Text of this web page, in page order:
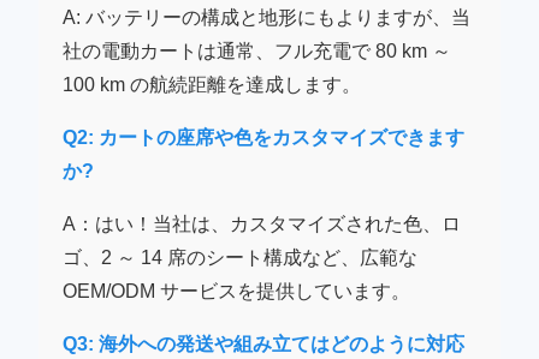
A: バッテリーの構成と地形にもよりますが、当
社の電動カートは通常、フル充電で 80 km ～
100 km の航続距離を達成します。
Q2: カートの座席や色をカスタマイズできます
か?
A：はい！当社は、カスタマイズされた色、ロ
ゴ、2 ～ 14 席のシート構成など、広範な
OEM/ODM サービスを提供しています。
Q3: 海外への発送や組み立てはどのように対応